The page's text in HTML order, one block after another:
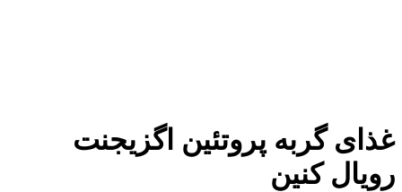
غذای گربه پروتئین اگزیجنت
رویال کنین